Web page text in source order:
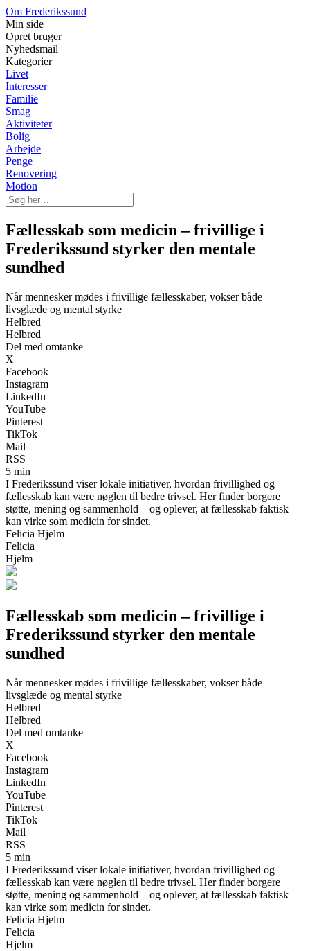
Om Frederikssund
Min side
Opret bruger
Nyhedsmail
Kategorier
Livet
Interesser
Familie
Smag
Aktiviteter
Bolig
Arbejde
Penge
Renovering
Motion
Fællesskab som medicin – frivillige i
Frederikssund styrker den mentale
sundhed
Når mennesker mødes i frivillige fællesskaber, vokser både
livsglæde og mental styrke
Helbred
Helbred
Del med omtanke
X
Facebook
Instagram
LinkedIn
YouTube
Pinterest
TikTok
Mail
RSS
5 min
I Frederikssund viser lokale initiativer, hvordan frivillighed og
fællesskab kan være nøglen til bedre trivsel. Her finder borgere
støtte, mening og sammenhold – og oplever, at fællesskab faktisk
kan virke som medicin for sindet.
Felicia Hjelm
Felicia
Hjelm
Fællesskab som medicin – frivillige i
Frederikssund styrker den mentale
sundhed
Når mennesker mødes i frivillige fællesskaber, vokser både
livsglæde og mental styrke
Helbred
Helbred
Del med omtanke
X
Facebook
Instagram
LinkedIn
YouTube
Pinterest
TikTok
Mail
RSS
5 min
I Frederikssund viser lokale initiativer, hvordan frivillighed og
fællesskab kan være nøglen til bedre trivsel. Her finder borgere
støtte, mening og sammenhold – og oplever, at fællesskab faktisk
kan virke som medicin for sindet.
Felicia Hjelm
Felicia
Hjelm